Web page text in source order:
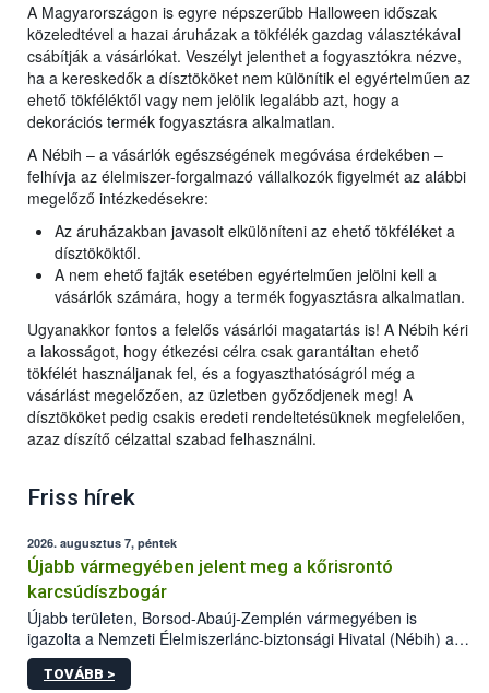
A Magyarországon is egyre népszerűbb Halloween időszak
közeledtével a hazai áruházak a tökfélék gazdag választékával
csábítják a vásárlókat. Veszélyt jelenthet a fogyasztókra nézve,
ha a kereskedők a dísztököket nem különítik el egyértelműen az
ehető tökféléktől vagy nem jelölik legalább azt, hogy a
dekorációs termék fogyasztásra alkalmatlan.
A Nébih – a vásárlók egészségének megóvása érdekében –
felhívja az élelmiszer-forgalmazó vállalkozók figyelmét az alábbi
megelőző intézkedésekre:
Az áruházakban javasolt elkülöníteni az ehető tökféléket a
dísztököktől.
A nem ehető fajták esetében egyértelműen jelölni kell a
vásárlók számára, hogy a termék fogyasztásra alkalmatlan.
Ugyanakkor fontos a felelős vásárlói magatartás is! A Nébih kéri
a lakosságot, hogy étkezési célra csak garantáltan ehető
tökfélét használjanak fel, és a fogyaszthatóságról még a
vásárlást megelőzően, az üzletben győződjenek meg! A
dísztököket pedig csakis eredeti rendeltetésüknek megfelelően,
azaz díszítő célzattal szabad felhasználni.
Friss hírek
2026. augusztus 7, péntek
Újabb vármegyében jelent meg a kőrisrontó
karcsúdíszbogár
Újabb területen, Borsod-Abaúj-Zemplén vármegyében is
igazolta a Nemzeti Élelmiszerlánc-biztonsági Hivatal (Nébih) a
kőrisrontó karcsúdíszbogár (Agrilus planipennis) jelenlétét. A
kártevőt nem csak színcsapdában találták meg, de már fertőzött
TOVÁBB >